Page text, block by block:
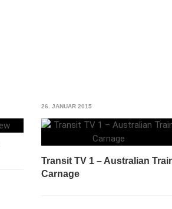
26. JANUAR 2015
Transit TV 1 – Australian
Carnage